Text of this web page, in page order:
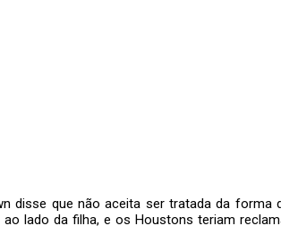
disse que não aceita ser tratada da
lado da filha, e os Houstons teriam